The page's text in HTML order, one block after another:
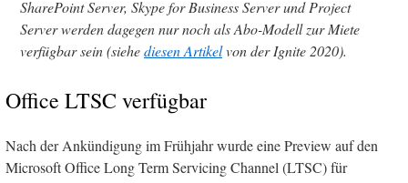
SharePoint Server, Skype for Business Server und Project
Server werden dagegen nur noch als Abo-Modell zur Miete
verfügbar sein (siehediesen Artikelvon der Ignite 2020).
Office LTSC verfügbar
Nach der Ankündigung im Frühjahr wurde eine Preview auf den
Microsoft Office Long Term Servicing Channel (LTSC) für